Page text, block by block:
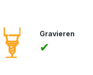
Gravieren
✔